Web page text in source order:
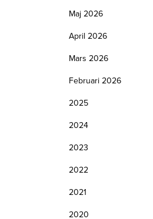
Maj 2026
April 2026
Mars 2026
Februari 2026
2025
2024
2023
2022
2021
2020